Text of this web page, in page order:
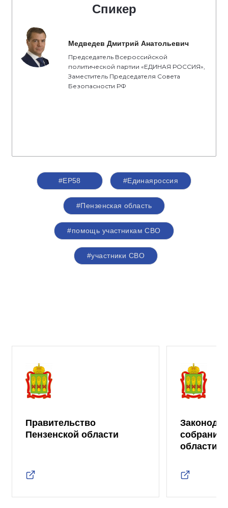
Спикер
Медведев Дмитрий Анатольевич
Председатель Всероссийской
политической партии «ЕДИНАЯ РОССИЯ»,
Заместитель Председателя Совета
Безопасности РФ
#ЕР58 #Единаяроссия
#Пензенская область
#помощь участникам СВО
#участники СВО
Правительство
Пензенской области
собрание
области